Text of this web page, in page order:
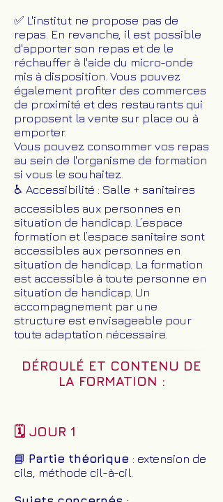
✅ L'institut ne propose pas de
repas. En revanche, il est possible
d'apporter son repas et de le
réchauffer à l'aide du micro-onde
mis à disposition. Vous pouvez
également profiter des commerces
de proximité et des restaurants qui
proposent la vente sur place ou à
emporter.
Vous pouvez consommer vos repas
au sein de l'organisme de formation
si vous le souhaitez.
♿ Accessibilité : Salle + sanitaires
accessibles aux personnes en
situation de handicap. L’espace
formation et l’espace sanitaire sont
accessibles aux personnes en
situation de handicap. La formation
est accessible à toute personne en
situation de handicap. Un
accompagnement par une
structure est envisageable pour
toute adaptation nécessaire.
DÉROULÉ ET CONTENU DE
LA FORMATION :
🗓️ JOUR 1
📘 Partie théorique : extension de
cils, méthode cil-à-cil.